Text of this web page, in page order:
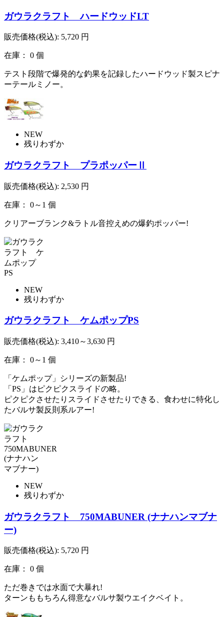
ガウラクラフト ハードウッドLT
販売価格(税込): 5,720 円
在庫： 0 個
テスト段階で爆発的な釣果を記録したハードウッド製スピナ
ーテールミノー。
NEW
残りわずか
ガウラクラフト プラポッパーⅡ
販売価格(税込): 2,530 円
在庫： 0～1 個
クリアーブランク&ラトル音控えめの爆釣ポッパー!
NEW
残りわずか
ガウラクラフト ケムポップPS
販売価格(税込): 3,410～3,630 円
在庫： 0～1 個
「ケムポップ」シリーズの新製品!
「PS」はピクピクスライドの略。
ピクピクさせたりスライドさせたりできる、食わせに特化し
たバルサ製反則系ルアー!
NEW
残りわずか
ガウラクラフト 750MABUNER (ナナハンマブナ
ー)
販売価格(税込): 5,720 円
在庫： 0 個
ただ巻きでは水面で大暴れ!
ターンももちろん得意なバルサ製ウエイクベイト。